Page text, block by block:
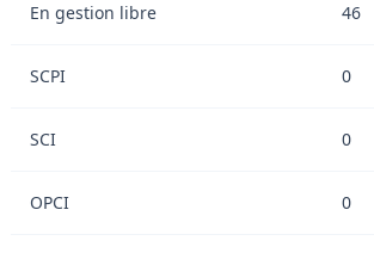
En gestion libre 46
SCPI 0
SCI 0
OPCI 0